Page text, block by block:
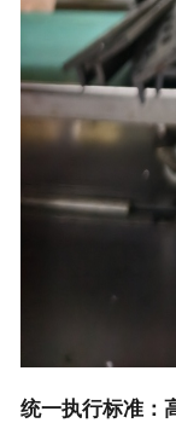
统一执行标准：